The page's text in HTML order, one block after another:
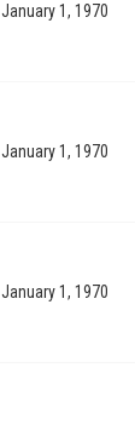
January 1, 1970
January 1, 1970
January 1, 1970